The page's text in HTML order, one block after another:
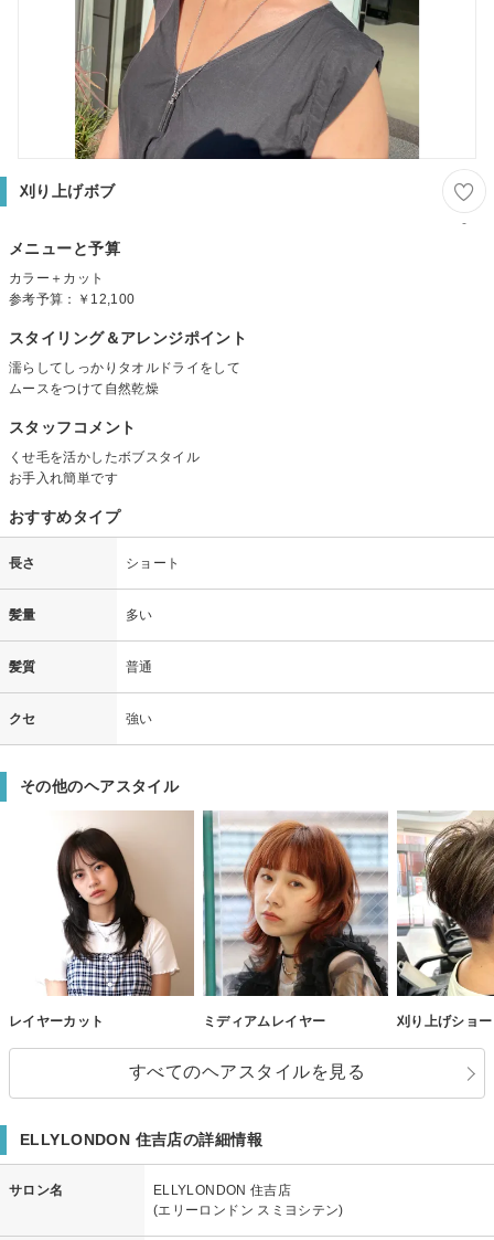
刈り上げボブ
-
メニューと予算
カラー＋カット
参考予算：
￥12,100
スタイリング＆アレンジポイント
濡らしてしっかりタオルドライをして
ムースをつけて自然乾燥
スタッフコメント
くせ毛を活かしたボブスタイル
お手入れ簡単です
おすすめタイプ
長さ ショート
髪量 多い
髪質 普通
クセ 強い
その他のヘアスタイル
レイヤーカット ミディアムレイヤー 刈り上げショ
すべてのヘアスタイルを見る
ELLYLONDON 住吉店の詳細情報
サロン名
ELLYLONDON 住吉店
(エリーロンドン スミヨシテン)